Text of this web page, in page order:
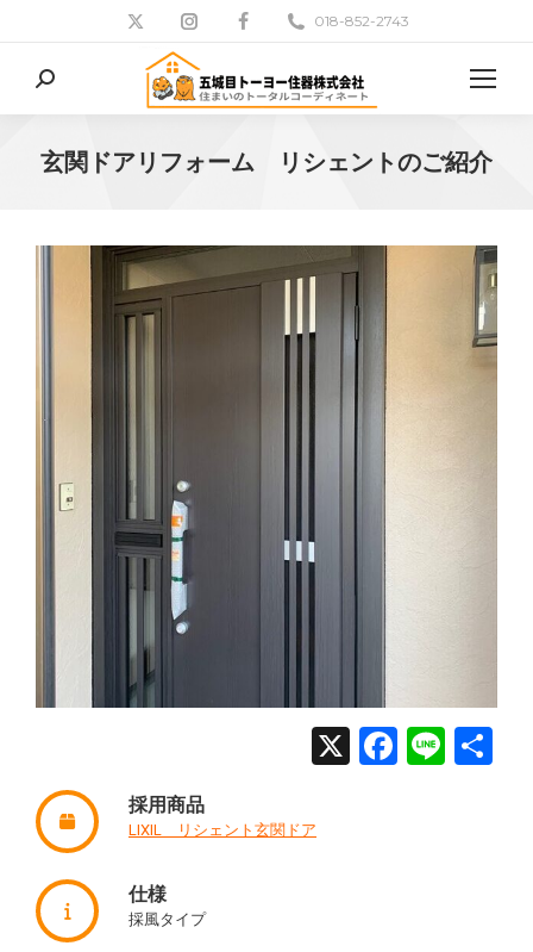
018-852-2743
検
索:
玄関ドアリフォーム リシェントのご紹介
X Line
採用商品
LIXIL リシェント玄関ドア
仕様
採風タイプ